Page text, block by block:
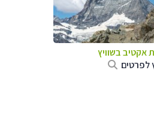
אקטיב בשוויץ
לפרטים